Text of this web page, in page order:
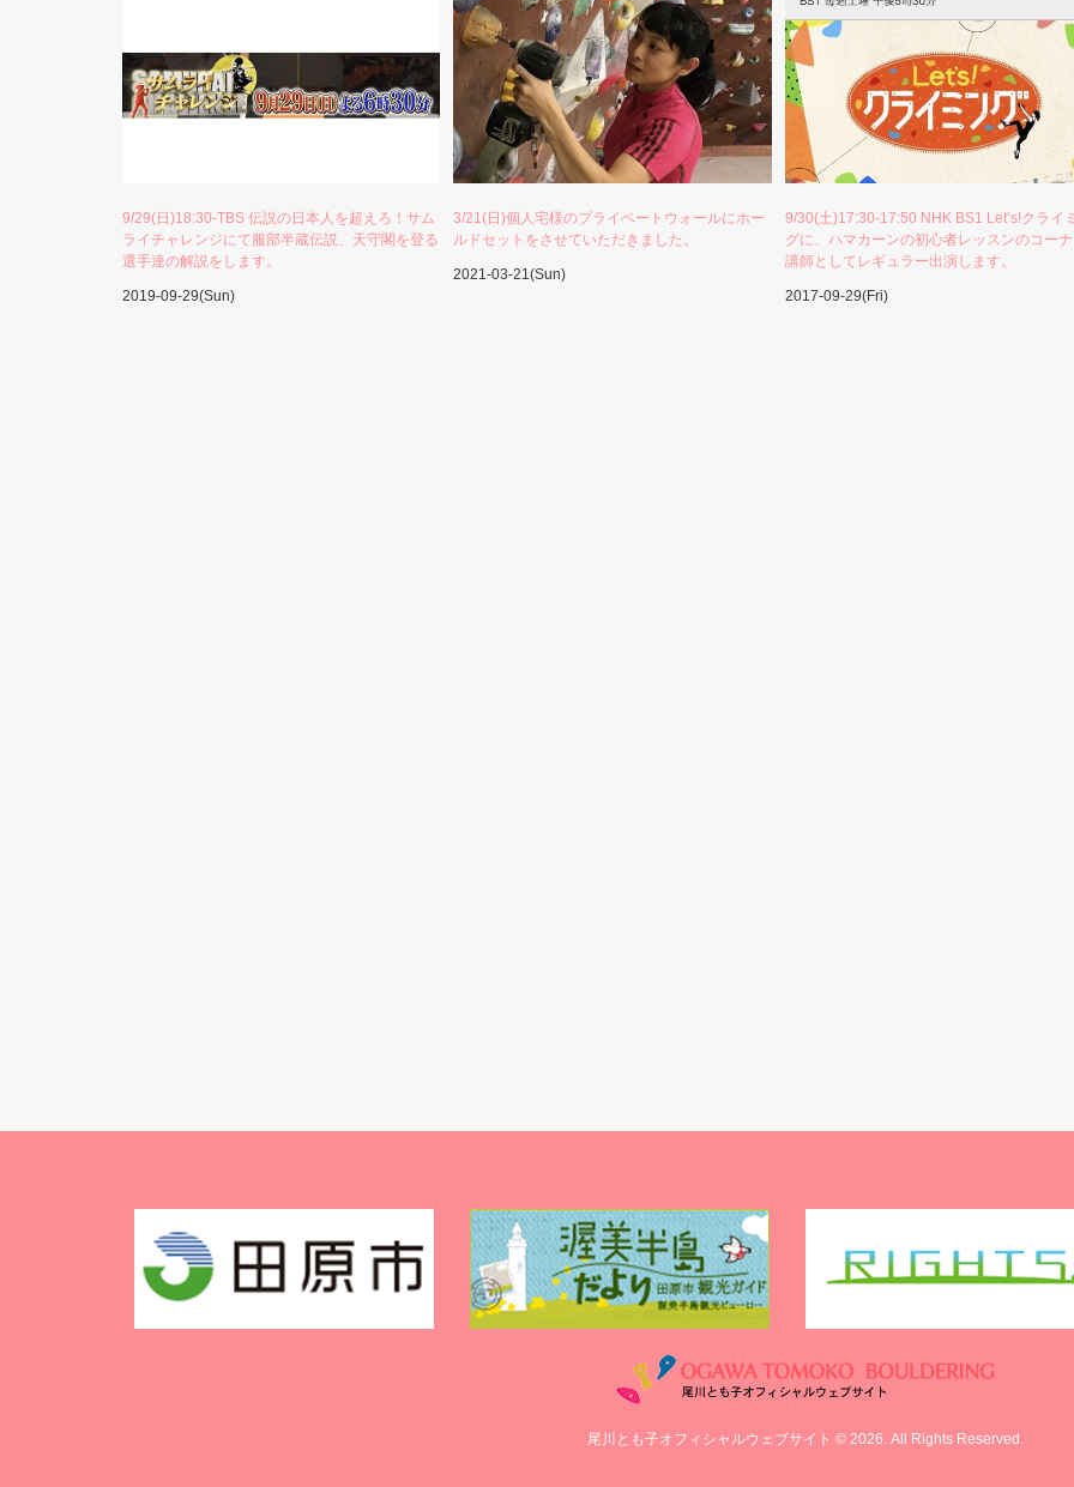
9/29(日)18:30-TBS 伝説の日本人を超えろ！サム
ライチャレンジにて服部半蔵伝説、天守閣を登る
選手達の解説をします。
2019-09-29(Sun)
3/21(日)個人宅様のプライベートウォールにホー
ルドセットをさせていただきました。
2021-03-21(Sun)
9/30(土)17:30-17:50 NHK BS1 Let’s!クライ
グに、ハマカーンの初心者レッスンのコー
講師としてレギュラー出演します。
2017-09-29(Fri)
尾川とも子オフィシャルウェブサイト © 2026. All Rights Reserved.